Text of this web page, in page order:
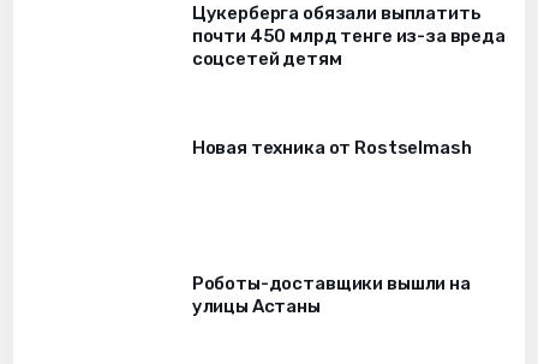
Цукерберга обязали выплатить
почти 450 млрд тенге из-за вреда
соцсетей детям
Новая техника от Rostselmash
Роботы-доставщики вышли на
улицы Астаны